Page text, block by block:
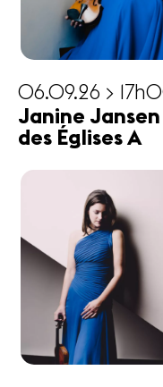
06.09.26 >
Janine
des Églises A